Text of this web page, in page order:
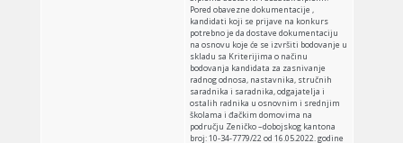
Pored obavezne dokumentacije ,
kandidati koji se prijave na konkurs
potrebno je da dostave dokumentaciju
na osnovu koje će se izvršiti bodovanje u
skladu sa Kriterijima o načinu
bodovanja kandidata za zasnivanje
radnog odnosa, nastavnika, stručnih
saradnika i saradnika, odgajatelja i
ostalih radnika u osnovnim i srednjim
školama i đačkim domovima na
području Zeničko –dobojskog kantona
broj: 10-34-7779/22 od 16.05.2022. godine